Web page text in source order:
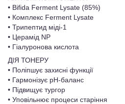
• Bifida Ferment Lysate (85%)
• Комплекс Ferment Lysate
• Трипептид міді-1
• Церамід NP
• Гіалуронова кислота
ДІЯ ТОНЕРУ
• Поліпшує захисні функції
• Гармонізує pH-баланс
• Підвищує тургор
• Уповільнює процеси старіння